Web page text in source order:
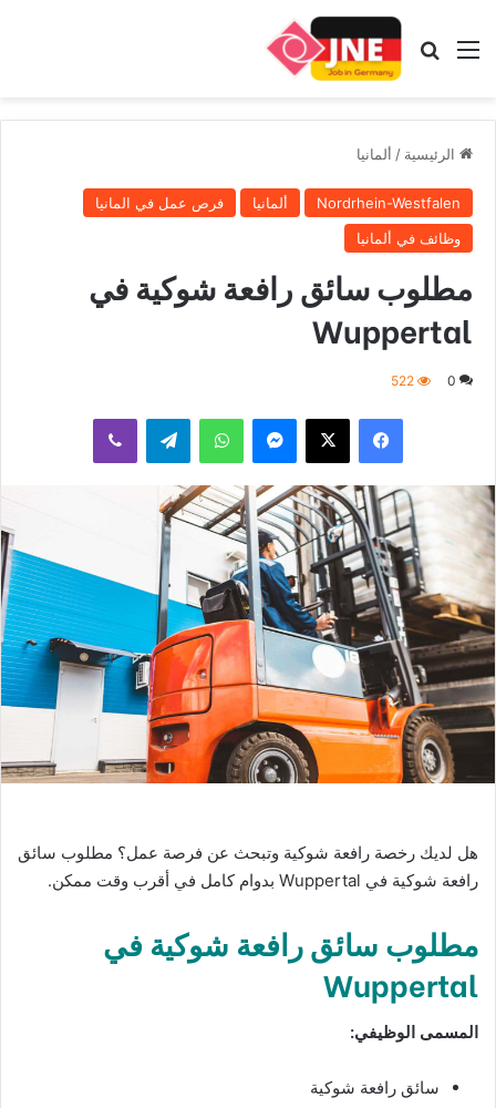
القائمة بحث عن
الرئيسية / ألمانيا
Nordrhein-Westfalen ألمانيا
فرص عمل في المانيا
وظائف في ألمانيا
مطلوب سائق رافعة شوكية في
Wuppertal
0
522
فيسبوك واتساب
هل لديك رخصة رافعة شوكية وتبحث عن فرصة عمل؟ مطلوب سائق
رافعة شوكية في Wuppertal بدوام كامل في أقرب وقت ممكن.
مطلوب سائق رافعة شوكية في
Wuppertal
المسمى الوظيفي:
سائق رافعة شوكية